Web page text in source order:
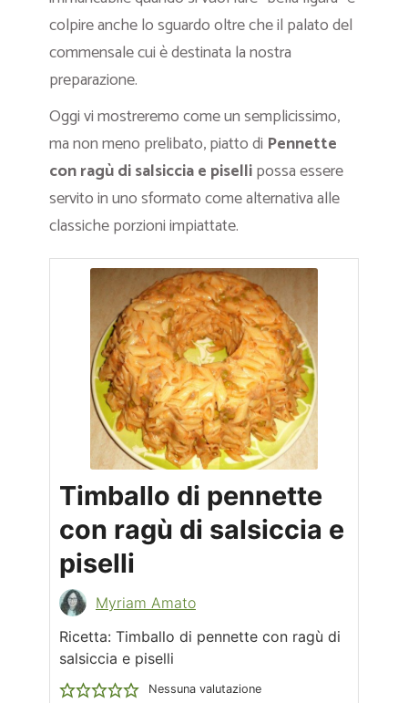
colpire anche lo sguardo oltre che il palato del
commensale cui è destinata la nostra
preparazione.
Oggi vi mostreremo come un semplicissimo,
ma non meno prelibato, piatto di Pennette
con ragù di salsiccia e pisellipossa essere
servito in uno sformato come alternativa alle
classiche porzioni impiattate.
Timballo di pennette
con ragù di salsiccia e
piselli
Myriam Amato
Ricetta: Timballo di pennette con ragù di
salsiccia e piselli
Nessuna valutazione